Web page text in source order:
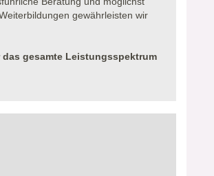
gewährleisten wir
gesamte Leistungsspektrum